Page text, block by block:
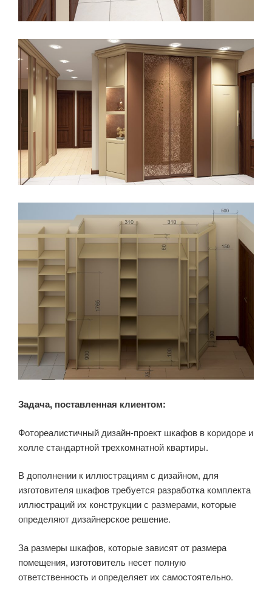
Задача, поставленная клиентом:
Фотореалистичный дизайн-проект шкафов в коридоре и
холле стандартной трехкомнатной квартиры.
В дополнении к иллюстрациям с дизайном, для
изготовителя шкафов требуется разработка комплекта
иллюстраций их конструкции с размерами, которые
определяют дизайнерское решение.
За размеры шкафов, которые зависят от размера
помещения, изготовитель несет полную
ответственность и определяет их самостоятельно.